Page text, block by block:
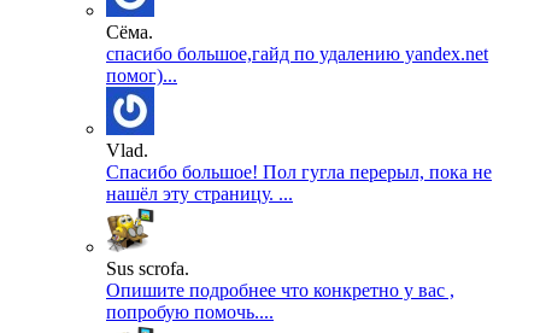
Сёма.
спасибо большое,гайд по удалению yandex.net
помог)...
Vlad.
Спасибо большое! Пол гугла перерыл, пока не
нашёл эту страницу. ...
Sus scrofa.
Опишите подробнее что конкретно у вас ,
попробую помочь....